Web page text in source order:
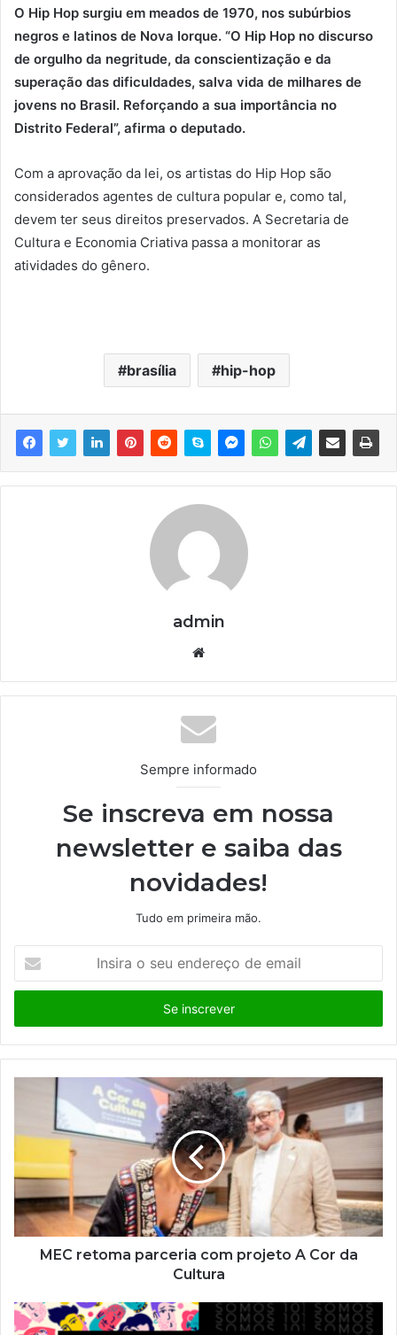
O Hip Hop surgiu em meados de 1970, nos subúrbios
negros e latinos de Nova Iorque. “O Hip Hop no discurso
de orgulho da negritude, da conscientização e da
superação das dificuldades, salva vida de milhares de
jovens no Brasil. Reforçando a sua importância no
Distrito Federal”, afirma o deputado.
Com a aprovação da lei, os artistas do Hip Hop são
considerados agentes de cultura popular e, como tal,
devem ter seus direitos preservados. A Secretaria de
Cultura e Economia Criativa passa a monitorar as
atividades do gênero.
brasília hip-hop
admin
te
Sempre informado
Se inscreva em nossa
newsletter e saiba das
novidades!
Tudo em primeira mão.
s
r
a
e
n
d
e
r
e
e
MEC retoma parceria com projeto A Cor da
Cultura